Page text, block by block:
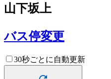
山下坂上
バス停変更
30秒ごとに自動更新